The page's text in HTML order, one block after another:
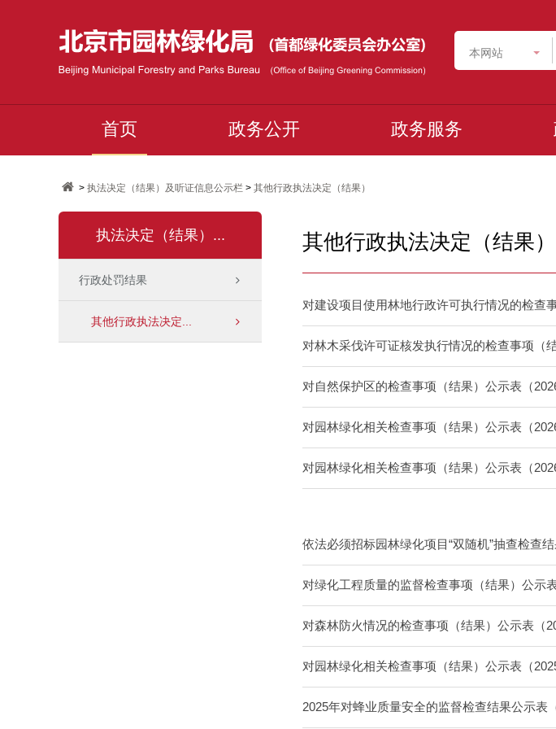
本网站
首页 政务公开 政务服务
>执法决定（结果）及听证信息公示栏 >其他行政执法决定（结果）
执法决定（结果）...
行政处罚结果
其他行政执法决定...
其他行政执法决定（结果）
对建设项目使用林地行政许可执行情况的检查
对林木采伐许可证核发执行情况的检查事项（
对自然保护区的检查事项（结果）公示表（
对园林绿化相关检查事项（结果）公示表（
对园林绿化相关检查事项（结果）公示表（
依法必须招标园林绿化项目“双随机”抽查检查结
对绿化工程质量的监督检查事项（结果）公示
对森林防火情况的检查事项（结果）公示表（
对园林绿化相关检查事项（结果）公示表（
2025年对蜂业质量安全的监督检查结果公示表